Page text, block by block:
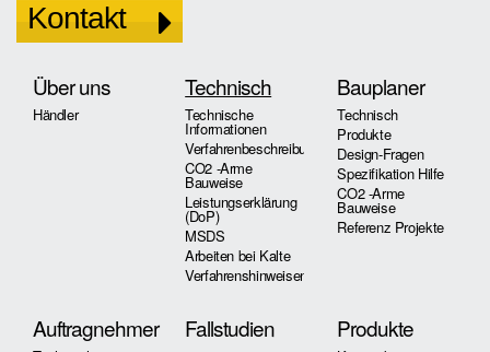
Kontakt
Über uns
Händler
Technisch
Technische
Informationen
Verfahrenbeschreibung
CO2 -Arme
Bauweise
Leistungserklärung
(DoP)
MSDS
Arbeiten bei Kalte
Verfahrenshinweisen
Bauplaner
Technisch
Produkte
Design-Fragen
Spezifikation Hilfe
CO2 -Arme
Bauweise
Referenz Projekte
Auftragnehmer Fallstudien Produkte